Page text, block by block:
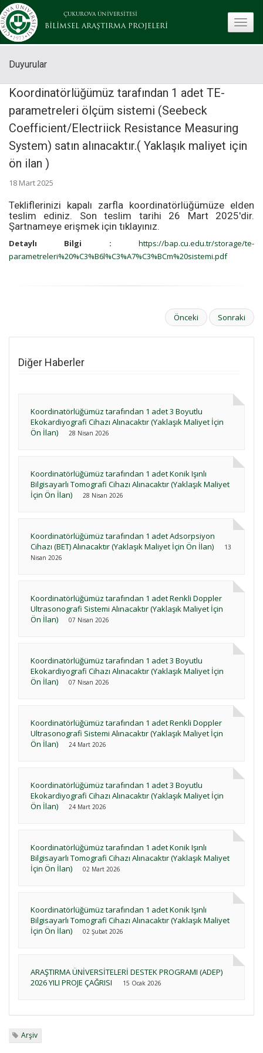
ÇUKUROVA ÜNİVERSİTESİ
BİLİMSEL ARAŞTIRMA PROJELERİ
Duyurular
Koordinatörlüğümüz tarafından 1 adet TE-
parametreleri ölçüm sistemi (Seebeck
Coefficient/Electriick Resistance Measuring
System) satın alınacaktır.( Yaklaşık maliyet için
ön ilan )
18 Mart 2025
Tekliflerinizi kapalı zarfla koordinatörlüğümüze elden
teslim ediniz. Son teslim tarihi 26 Mart 2025'dir.
Şartnameye erişmek için tıklayınız.
Detaylı Bilgi :
https://bap.cu.edu.tr/storage/te-
parametreleri%20%C3%B6l%C3%A7%C3%BCm%20sistemi.pdf
Önceki Sonraki
Diğer Haberler
Koordinatörlüğümüz tarafından 1 adet 3 Boyutlu
Ekokardiyografi Cihazı Alınacaktır (Yaklaşık Maliyet İçin
Ön İlan)
28 Nisan 2026
Koordinatörlüğümüz tarafından 1 adet Konik Işınlı
Bilgisayarlı Tomografi Cihazı Alınacaktır (Yaklaşık Maliyet
İçin Ön İlan)
28 Nisan 2026
Koordinatörlüğümüz tarafından 1 adet Adsorpsiyon
Cihazı (BET) Alınacaktır (Yaklaşık Maliyet İçin Ön İlan)
13
Nisan 2026
Koordinatörlüğümüz tarafından 1 adet Renkli Doppler
Ultrasonografi Sistemi Alınacaktır (Yaklaşık Maliyet İçin
Ön İlan)
07 Nisan 2026
Koordinatörlüğümüz tarafından 1 adet 3 Boyutlu
Ekokardiyografi Cihazı Alınacaktır (Yaklaşık Maliyet İçin
Ön İlan)
07 Nisan 2026
Koordinatörlüğümüz tarafından 1 adet Renkli Doppler
Ultrasonografi Sistemi Alınacaktır (Yaklaşık Maliyet İçin
Ön İlan)
24 Mart 2026
Koordinatörlüğümüz tarafından 1 adet 3 Boyutlu
Ekokardiyografi Cihazı Alınacaktır (Yaklaşık Maliyet İçin
Ön İlan)
24 Mart 2026
Koordinatörlüğümüz tarafından 1 adet Konik Işınlı
Bilgisayarlı Tomografi Cihazı Alınacaktır (Yaklaşık Maliyet
İçin Ön İlan)
02 Mart 2026
Koordinatörlüğümüz tarafından 1 adet Konik Işınlı
Bilgisayarlı Tomografi Cihazı Alınacaktır (Yaklaşık Maliyet
İçin Ön İlan)
02 Şubat 2026
ARAŞTIRMA ÜNİVERSİTELERİ DESTEK PROGRAMI (ADEP)
2026 YILI PROJE ÇAĞRISI
15 Ocak 2026
Arşiv